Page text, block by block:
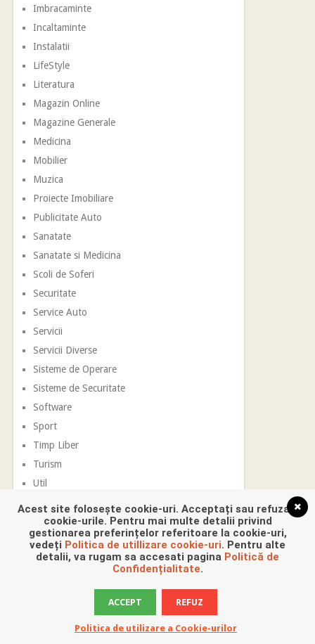
Imbracaminte
Incaltaminte
Instalatii
LifeStyle
Literatura
Magazin Online
Magazine Generale
Medicina
Mobilier
Muzica
Proiecte Imobiliare
Publicitate Auto
Sanatate
Sanatate si Medicina
Scoli de Soferi
Securitate
Service Auto
Servicii
Servicii Diverse
Sisteme de Operare
Sisteme de Securitate
Software
Sport
Timp Liber
Turism
Util
Promovare Digitala Copyright © 2026.
Acest site folosește cookie-uri. Acceptați sau refuzați
cookie-urile. Pentru mai multe detalii privind
gestionarea preferințelor referitoare la cookie-uri,
vedeți Politica de utillizare cookie-uri. Pentru alte
detalii, va rugam sa accesati pagina Politică de
Confidențialitate.
ACCEPT REFUZ
Politica de utilizare a Cookie-urilor